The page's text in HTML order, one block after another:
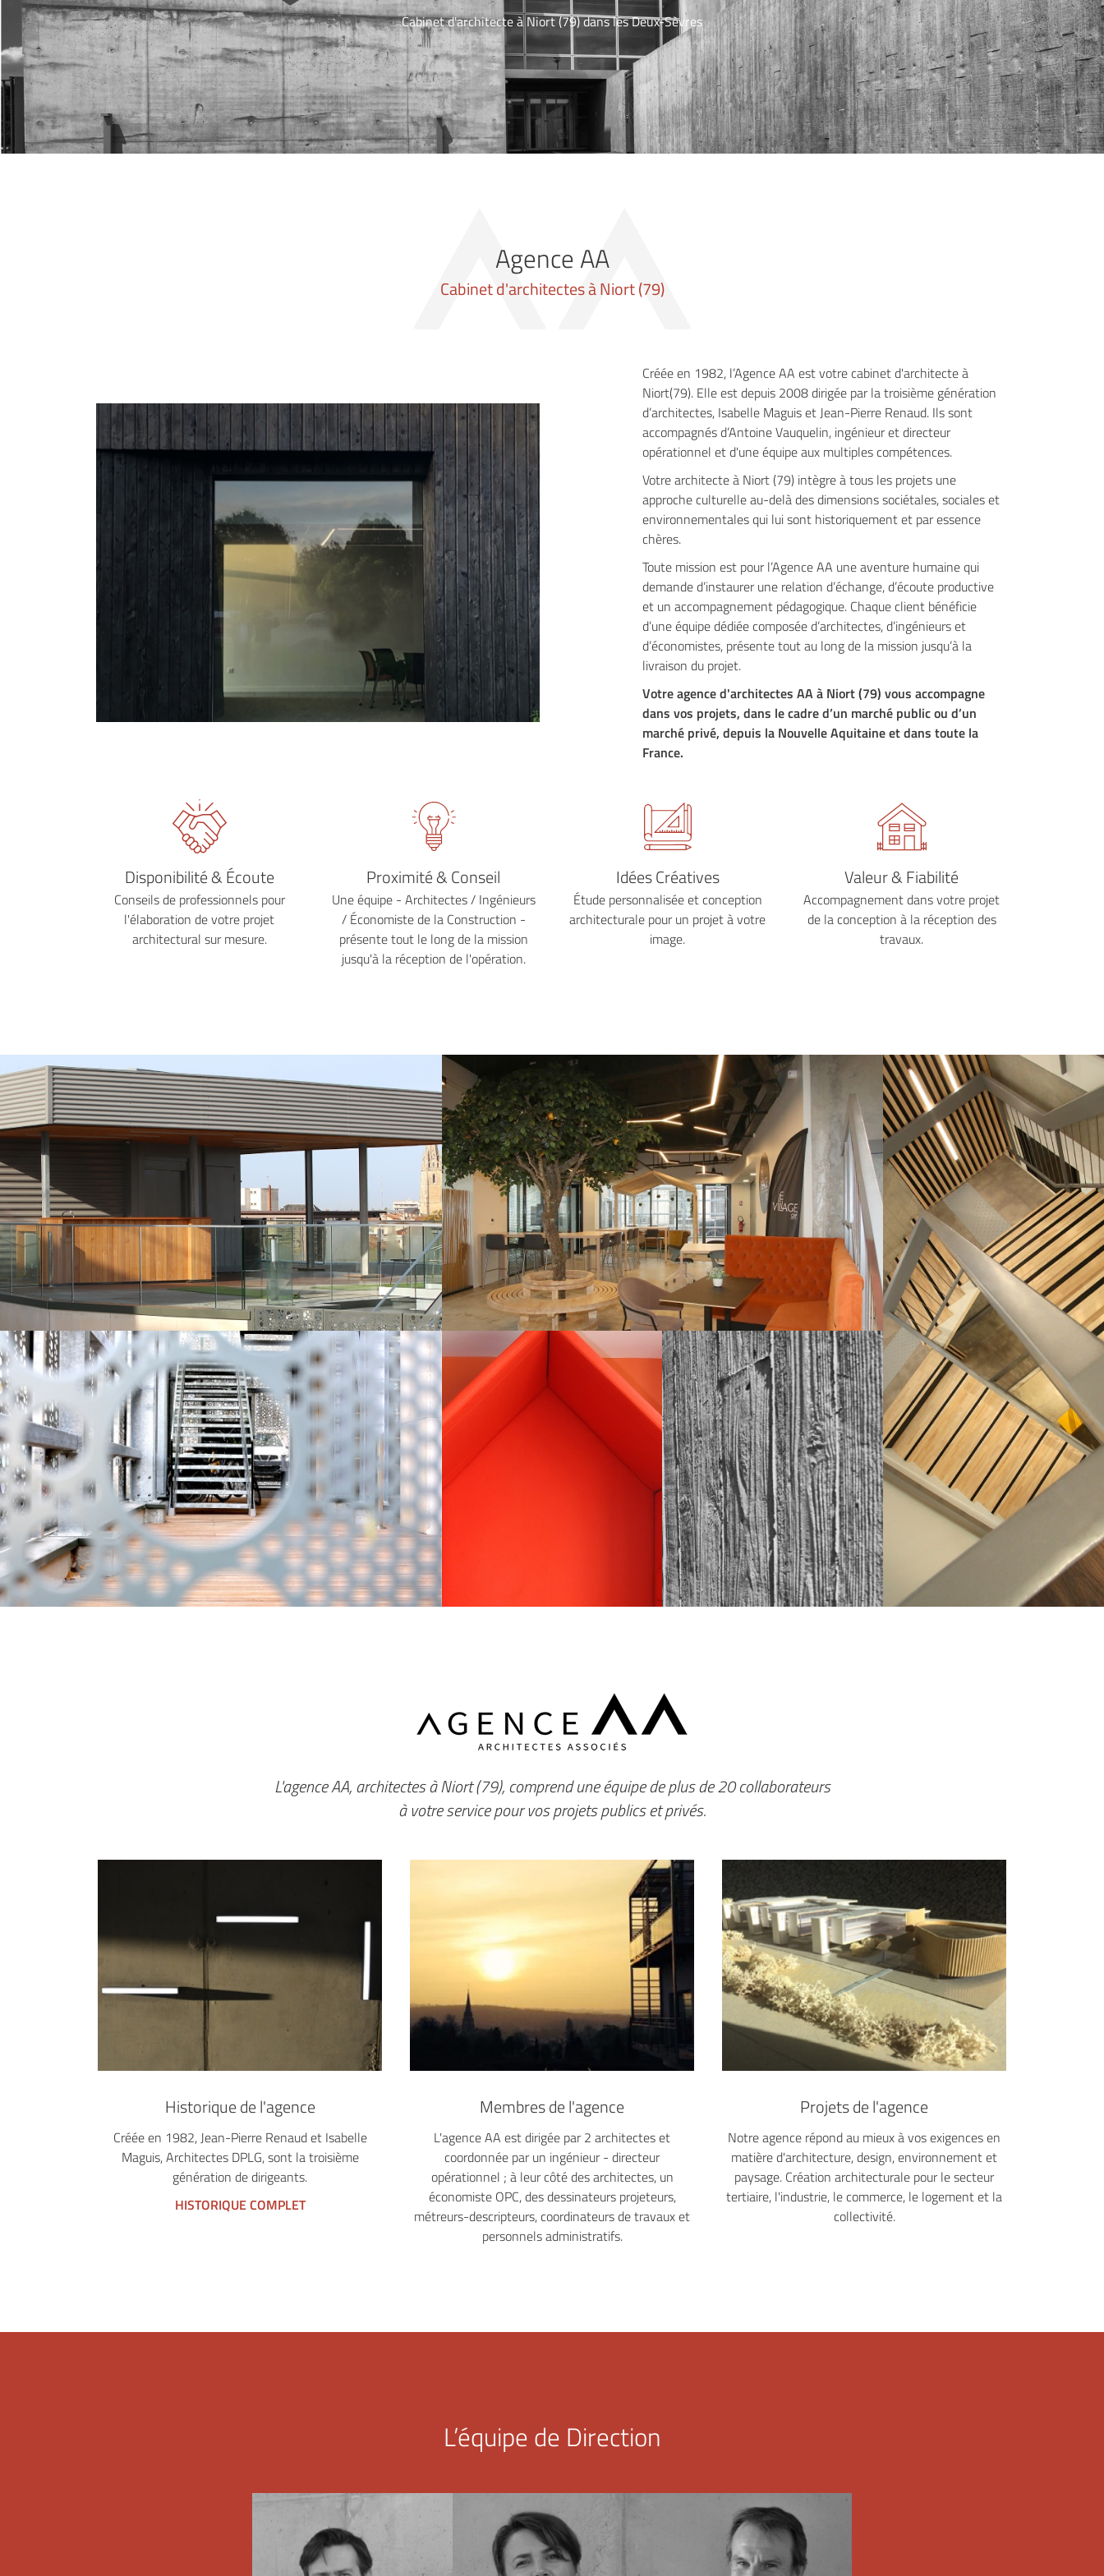
email indiqué ci-dessus. Vous pouvez vous désinscrire à tout moment en utilisant le formulaire
de désinscription.
INSCRIPTION
Votre cabinet d’architecture conçoit des projets tout corps d’état, suivis dans leur globalité, des esquisses à leur concrétisation
Agence AA
Cabinet d'architectes à Niort (79)
Créée en 1982, l’Agence AA est votre cabinet d'architecte à
Niort(79). Elle est depuis 2008 dirigée par la troisième génération
d’architectes, Isabelle Maguis et Jean-Pierre Renaud. Ils sont
accompagnés d’Antoine Vauquelin, ingénieur et directeur
opérationnel et d'une équipe aux multiples compétences.
Votre architecte à Niort (79) intègre à tous les projets une
approche culturelle au-delà des dimensions sociétales, sociales et
environnementales qui lui sont historiquement et par essence
chères.
Toute mission est pour l’Agence AA une aventure humaine qui
demande d’instaurer une relation d’échange, d’écoute productive
et un accompagnement pédagogique. Chaque client bénéficie
d’une équipe dédiée composée d’architectes, d’ingénieurs et
d’économistes, présente tout au long de la mission jusqu’à la
livraison du projet.
Votre agence d'architectes AA à Niort (79) vous accompagne
dans vos projets, dans le cadre d’un marché public ou d’un
marché privé, depuis la Nouvelle Aquitaine et dans toute la
France.
Disponibilité & Écoute
Conseils de professionnels pour
l'élaboration de votre projet
architectural sur mesure.
Proximité & Conseil
Une équipe - Architectes / Ingénieurs
/ Économiste de la Construction -
présente tout le long de la mission
jusqu'à la réception de l'opération.
Idées Créatives
Étude personnalisée et conception
architecturale pour un projet à votre
image.
Valeur & Fiabilité
Accompagnement dans votre projet
de la conception à la réception des
travaux.
Différentes Perspectives
Couleur Harmonieuse
Formes & Expressions
L'agence AA, architectes à Niort (79), comprend une équipe de plus de 20 collaborateurs
à votre service pour vos projets publics et privés.
Historique de l'agence
Créée en 1982, Jean-Pierre Renaud et Isabelle
Maguis, Architectes DPLG, sont la troisième
génération de dirigeants.
HISTORIQUE COMPLET
Membres de l'agence
L'agence AA est dirigée par 2 architectes et
coordonnée par un ingénieur - directeur
opérationnel ; à leur côté des architectes, un
économiste OPC, des dessinateurs projeteurs,
métreurs-descripteurs, coordinateurs de travaux et
personnels administratifs.
Projets de l'agence
Notre agence répond au mieux à vos exigences en
matière d'architecture, design, environnement et
paysage. Création architecturale pour le secteur
tertiaire, l'industrie, le commerce, le logement et la
collectivité.
L’équipe de Direction